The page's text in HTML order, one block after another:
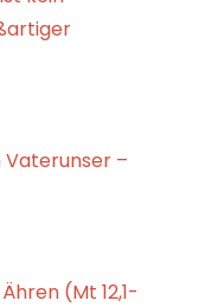
Vaterunser –
(Mt 12,1-